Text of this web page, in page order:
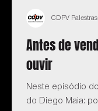
Antes de
ouvir
Neste episódio
do Diego Maia:
CDPV Palestras